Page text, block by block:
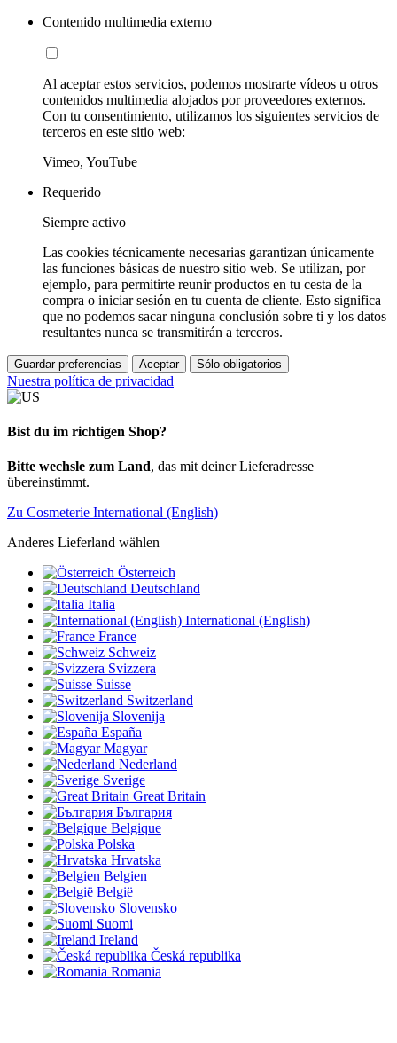
Contenido multimedia externo
Al aceptar estos servicios, podemos mostrarte vídeos u otros
contenidos multimedia alojados por proveedores externos.
Con tu consentimiento, utilizamos los siguientes servicios de
terceros en este sitio web:
Vimeo, YouTube
Requerido
Siempre activo
Las cookies técnicamente necesarias garantizan únicamente
las funciones básicas de nuestro sitio web. Se utilizan, por
ejemplo, para permitirte reunir productos en tu cesta de la
compra o iniciar sesión en tu cuenta de cliente. Esto significa
que no podemos sacar ninguna conclusión sobre ti y los datos
resultantes nunca se transmitirán a terceros.
Guardar preferencias Aceptar Sólo obligatorios
Nuestra política de privacidad
Bist du im richtigen Shop?
Bitte wechsle zum Land, das mit deiner Lieferadresse
übereinstimmt.
Zu Cosmeterie International (English)
Anderes Lieferland wählen
Österreich
Deutschland
Italia
International (English)
France
Schweiz
Svizzera
Suisse
Switzerland
Slovenija
España
Magyar
Nederland
Sverige
Great Britain
България
Belgique
Polska
Hrvatska
Belgien
België
Slovensko
Suomi
Ireland
Česká republika
Romania